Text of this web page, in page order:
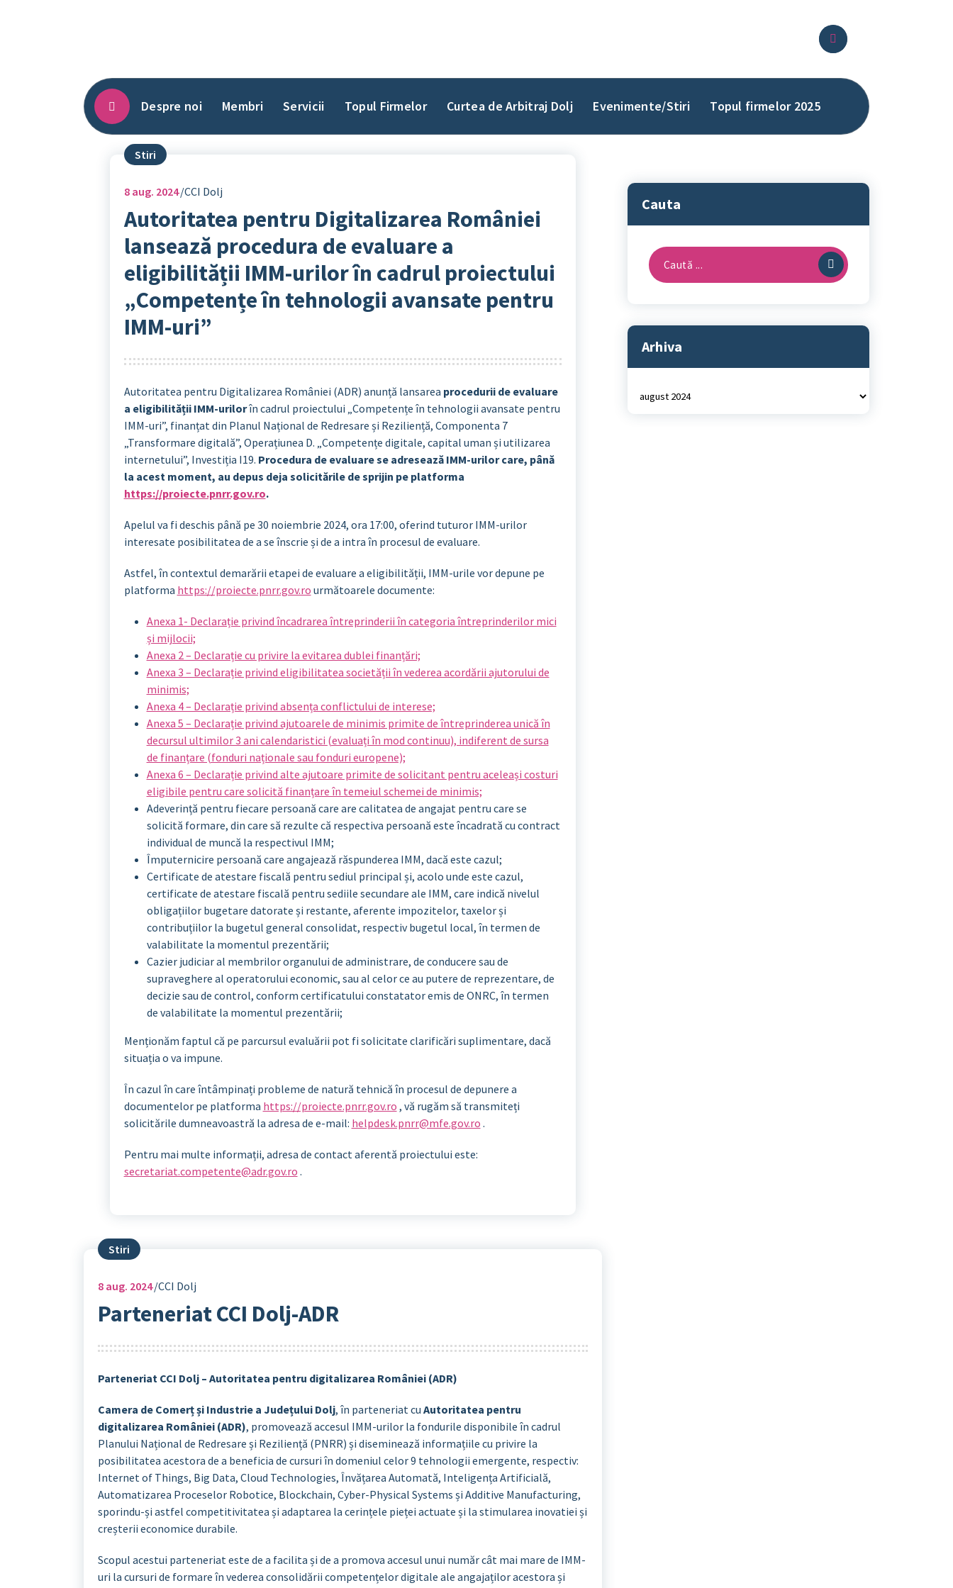
Despre noi Membri Servicii Topul Firmelor Curtea de Arbitraj Dolj Evenimente/Stiri Topul firmelor 2025
Stiri
8aug. 2024 CCI Dolj
Autoritatea pentru Digitalizarea României
lansează procedura de evaluare a
eligibilității IMM-urilor în cadrul proiectului
„Competențe în tehnologii avansate pentru
IMM-uri”
Autoritatea pentru Digitalizarea României (ADR) anunță lansarea procedurii de evaluare
a eligibilității IMM-urilorîn cadrul proiectului „Competențe în tehnologii avansate pentru
IMM-uri”, finanțat din Planul Național de Redresare și Reziliență, Componenta 7
„Transformare digitală”, Operațiunea D. „Competențe digitale, capital uman și utilizarea
internetului”, Investiția I19. Procedura de evaluare se adresează IMM-urilor care, până
la acest moment, au depus deja solicitările de sprijin pe platforma
https://proiecte.pnrr.gov.ro.
Apelul va fi deschis până pe 30 noiembrie 2024, ora 17:00, oferind tuturor IMM-urilor
interesate posibilitatea de a se înscrie și de a intra în procesul de evaluare.
Astfel, în contextul demarării etapei de evaluare a eligibilității, IMM-urile vor depune pe
platforma https://proiecte.pnrr.gov.ro următoarele documente:
Anexa 1- Declarație privind încadrarea întreprinderii în categoria întreprinderilor mici
și mijlocii;
Anexa 2 – Declarație cu privire la evitarea dublei finanțări;
Anexa 3 – Declarație privind eligibilitatea societății în vederea acordării ajutorului de
minimis;
Anexa 4 – Declarație privind absența conflictului de interese;
Anexa 5 – Declarație privind ajutoarele de minimis primite de întreprinderea unică în
decursul ultimilor 3 ani calendaristici (evaluați în mod continuu), indiferent de sursa
de finanțare (fonduri naționale sau fonduri europene);
Anexa 6 – Declarație privind alte ajutoare primite de solicitant pentru aceleași costuri
eligibile pentru care solicită finanțare în temeiul schemei de minimis;
Adeverință pentru fiecare persoană care are calitatea de angajat pentru care se
solicită formare, din care să rezulte că respectiva persoană este încadrată cu contract
individual de muncă la respectivul IMM;
Împuternicire persoană care angajează răspunderea IMM, dacă este cazul;
Certificate de atestare fiscală pentru sediul principal și, acolo unde este cazul,
certificate de atestare fiscală pentru sediile secundare ale IMM, care indică nivelul
obligațiilor bugetare datorate și restante, aferente impozitelor, taxelor și
contribuțiilor la bugetul general consolidat, respectiv bugetul local, în termen de
valabilitate la momentul prezentării;
Cazier judiciar al membrilor organului de administrare, de conducere sau de
supraveghere al operatorului economic, sau al celor ce au putere de reprezentare, de
decizie sau de control, conform certificatului constatator emis de ONRC, în termen
de valabilitate la momentul prezentării;
Menționăm faptul că pe parcursul evaluării pot fi solicitate clarificări suplimentare, dacă
situația o va impune.
În cazul în care întâmpinați probleme de natură tehnică în procesul de depunere a
documentelor pe platforma https://proiecte.pnrr.gov.ro , vă rugăm să transmiteți
solicitările dumneavoastră la adresa de e-mail: helpdesk.pnrr@mfe.gov.ro .
Pentru mai multe informații, adresa de contact aferentă proiectului este:
secretariat.competente@adr.gov.ro .
Stiri
8 aug. 2024 CCI Dolj
Parteneriat CCI Dolj-ADR
Parteneriat CCI Dolj – Autoritatea pentru digitalizarea României (ADR)
Camera de Comerț și Industrie a Județului Dolj, în parteneriat cu Autoritatea pentru
digitalizarea României (ADR), promovează accesul IMM-urilor la fondurile disponibile în cadrul
Planului Național de Redresare și Reziliență (PNRR) și diseminează informațiile cu privire la
posibilitatea acestora de a beneficia de cursuri în domeniul celor 9 tehnologii emergente, respectiv:
Internet of Things, Big Data, Cloud Technologies, Învățarea Automată, Inteligența Artificială,
Automatizarea Proceselor Robotice, Blockchain, Cyber-Physical Systems și Additive Manufacturing,
sporindu-și astfel competitivitatea și adaptarea la cerințele pieței actuate și la stimularea inovatiei și
creșterii economice durabile.
Scopul acestui parteneriat este de a facilita și de a promova accesul unui număr cât mai mare de IMM-
uri la cursuri de formare în vederea consolidării competențelor digitale ale angajaților acestora și
Cauta
Caută
după:
Arhiva